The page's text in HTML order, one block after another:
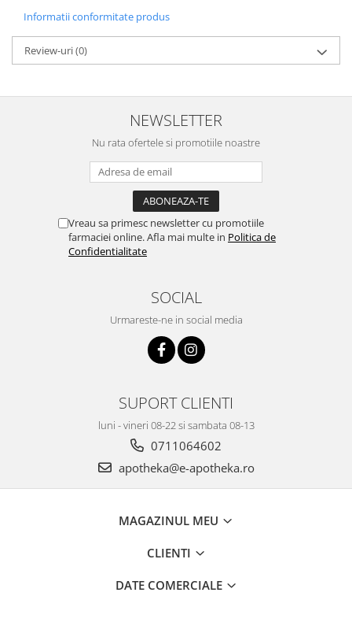
Informatii conformitate produs
Review-uri(0)
NEWSLETTER
Nu rata ofertele si promotiile noastre
Vreau sa primesc newsletter cu promotiile
farmaciei online. Afla mai multe in Politica de
Confidentialitate
SOCIAL
Urmareste-ne in social media
SUPORT CLIENTI
luni - vineri 08-22 si sambata 08-13
0711064602
apotheka@e-apotheka.ro
MAGAZINUL MEU
CLIENTI
DATE COMERCIALE